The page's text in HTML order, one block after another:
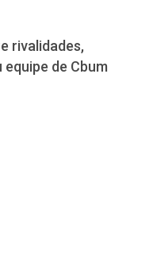
rivalidades,
de Cbum